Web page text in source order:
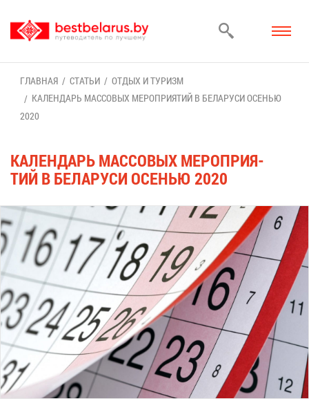
ГЛАВ­НАЯ СТА­ТЬИ
ОТ­ДЫХ И ТУ­РИЗМ
КА­ЛЕН­ДАРЬ МАС­СО­ВЫХ МЕ­РО­ПРИ­Я­ТИЙ В БЕ­ЛА­РУ­СИ ОСЕ­НЬЮ
2020
КА­ЛЕН­ДАРЬ МАС­СО­ВЫХ МЕ­РО­ПРИ­Я­
ТИЙ В БЕ­ЛА­РУ­СИ ОСЕ­НЬЮ 2020